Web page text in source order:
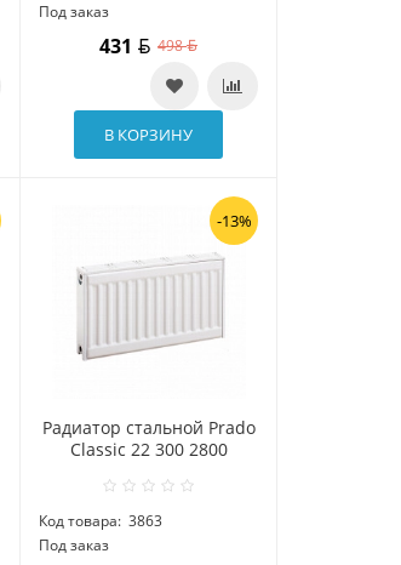
Под заказ
431 498
В КОРЗИНУ
-13%
Радиатор стальной Prado
Classic 22 300 2800
Код товара: 3863
Под заказ